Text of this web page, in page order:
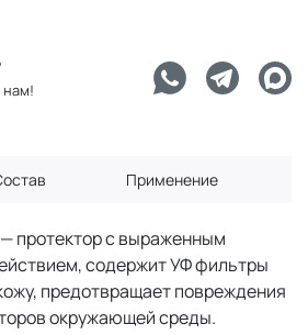
нам!
Применение
протектор с выраженным
содержит УФ фильтры
предотвращает повреждения
окружающей среды.